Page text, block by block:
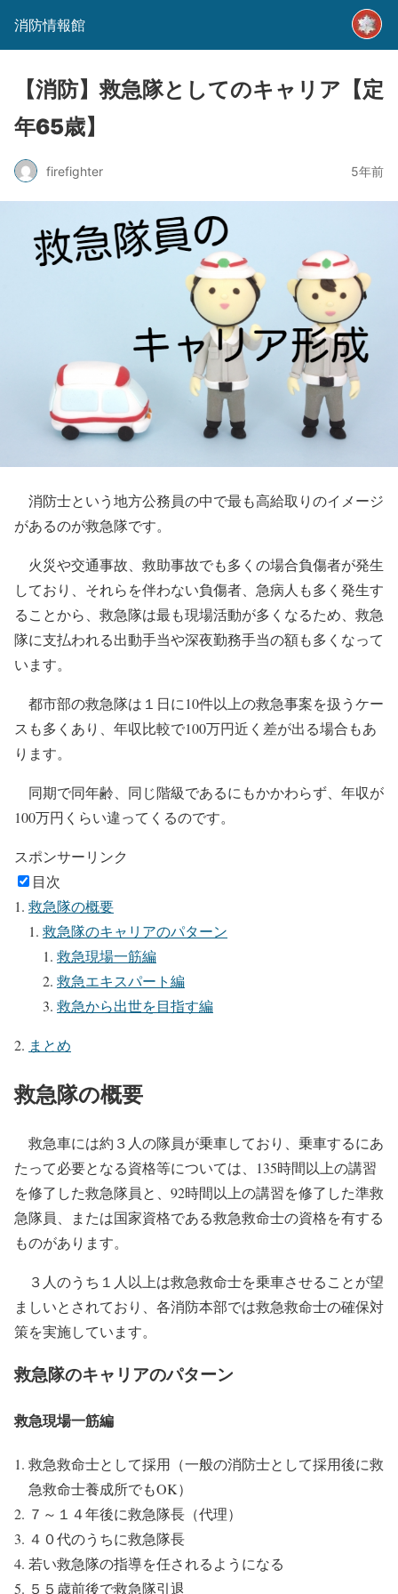
消防情報館
【消防】救急隊としてのキャリア【定
年65歳】
firefighter 5年前
消防士という地方公務員の中で最も高給取りのイメージ
があるのが救急隊です。
火災や交通事故、救助事故でも多くの場合負傷者が発生
しており、それらを伴わない負傷者、急病人も多く発生す
ることから、救急隊は最も現場活動が多くなるため、救急
隊に支払われる出動手当や深夜勤務手当の額も多くなって
います。
都市部の救急隊は１日に10件以上の救急事案を扱うケー
スも多くあり、年収比較で100万円近く差が出る場合もあ
ります。
同期で同年齢、同じ階級であるにもかかわらず、年収が
100万円くらい違ってくるのです。
スポンサーリンク
目次
救急隊の概要
救急隊のキャリアのパターン
救急現場一筋編
救急エキスパート編
救急から出世を目指す編
まとめ
救急隊の概要
救急車には約３人の隊員が乗車しており、乗車するにあ
たって必要となる資格等については、135時間以上の講習
を修了した救急隊員と、92時間以上の講習を修了した準救
急隊員、または国家資格である救急救命士の資格を有する
ものがあります。
３人のうち１人以上は救急救命士を乗車させることが望
ましいとされており、各消防本部では救急救命士の確保対
策を実施しています。
救急隊のキャリアのパターン
救急現場一筋編
救急救命士として採用（一般の消防士として採用後に救
急救命士養成所でもOK）
７～１４年後に救急隊長（代理）
４０代のうちに救急隊長
若い救急隊の指導を任されるようになる
５５歳前後で救急隊引退